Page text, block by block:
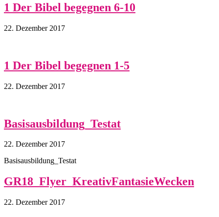
1 Der Bibel begegnen 6-10
22. Dezember 2017
1 Der Bibel begegnen 1-5
22. Dezember 2017
Basisausbildung_Testat
22. Dezember 2017
Basisausbildung_Testat
GR18_Flyer_KreativFantasieWecken
22. Dezember 2017